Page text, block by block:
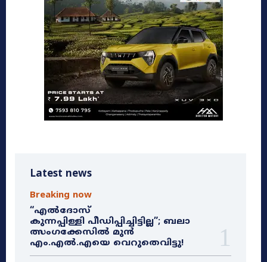
Latest news
Breaking now
“എൽദോസ്
കുന്നപ്പിള്ളി പീഡിപ്പിച്ചിട്ടില്ല”; ബലാ
ത്സംഗക്കേസിൽ മുൻ
എം.എൽ.എയെ വെറുതെവിട്ടു!